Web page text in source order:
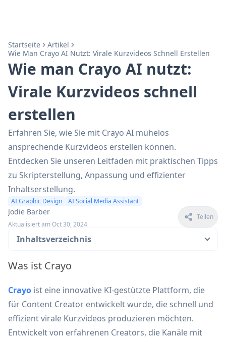
Startseite
Artikel
Wie Man Crayo AI Nutzt: Virale Kurzvideos Schnell Erstellen
Wie man Crayo AI nutzt:
Virale Kurzvideos schnell
erstellen
Erfahren Sie, wie Sie mit Crayo AI mühelos
ansprechende Kurzvideos erstellen können.
Entdecken Sie unseren Leitfaden mit praktischen Tipps
zu Skripterstellung, Anpassung und effizienter
Inhaltserstellung.
AI Graphic Design AI Social Media Assistant
Jodie Barber
Aktualisiert am Oct 30, 2024
Teilen
Inhaltsverzeichnis
Was ist Crayo
Crayo ist eine innovative KI-gestützte Plattform, die
für Content Creator entwickelt wurde, die schnell und
effizient virale Kurzvideos produzieren möchten.
Entwickelt von erfahrenen Creators, die Kanäle mit